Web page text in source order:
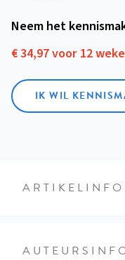
Neem het
€ 34,97 voor 12
IK WIL